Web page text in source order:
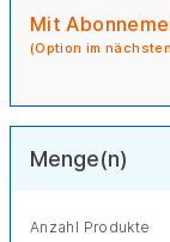
Mit
(Option im
Menge(n)
Anzahl Produkte